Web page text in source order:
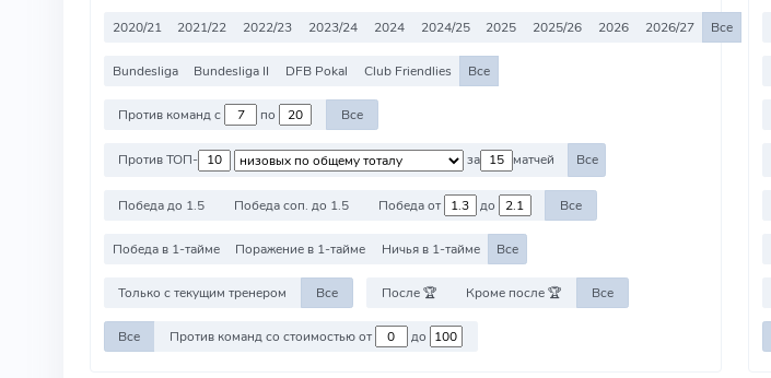
2020/21 2021/22 2022/23 2023/24 2024 2024/25 2025 2025/26 2026 2026/27 Все
Bundesliga Bundesliga II DFB Pokal Club Friendlies Все
Против команд с по Все
Против ТОП- за матчей Все
Победа до 1.5 Победа соп. до 1.5 Победа от до Все
Победа в 1-тайме Поражение в 1-тайме Ничья в 1-тайме Все
Только с текущим тренером Все После 🏆 Кроме после 🏆 Все
Все Против команд со стоимостью от до